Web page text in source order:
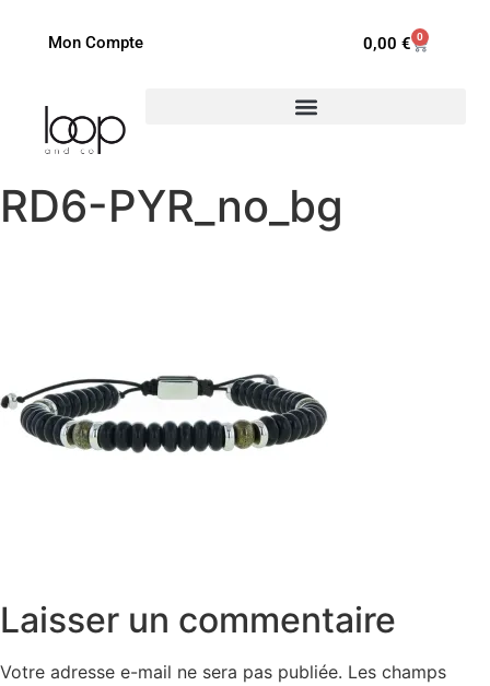
Mon Compte 0,00 € 0
RD6-PYR_no_bg
Laisser un commentaire
Votre adresse e-mail ne sera pas publiée. Les champs